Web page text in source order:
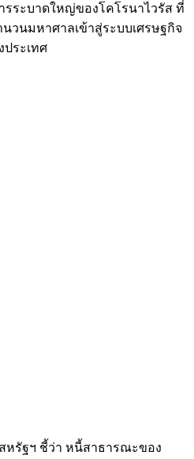
รระบาดใหญ่ของโคโรนาไวรัส ที่
วนมหาศาลเข้าสู่ระบบเศรษฐกิจ
ประเทศ
หรัฐฯ ชี้ว่า หนี้สาธารณะของ